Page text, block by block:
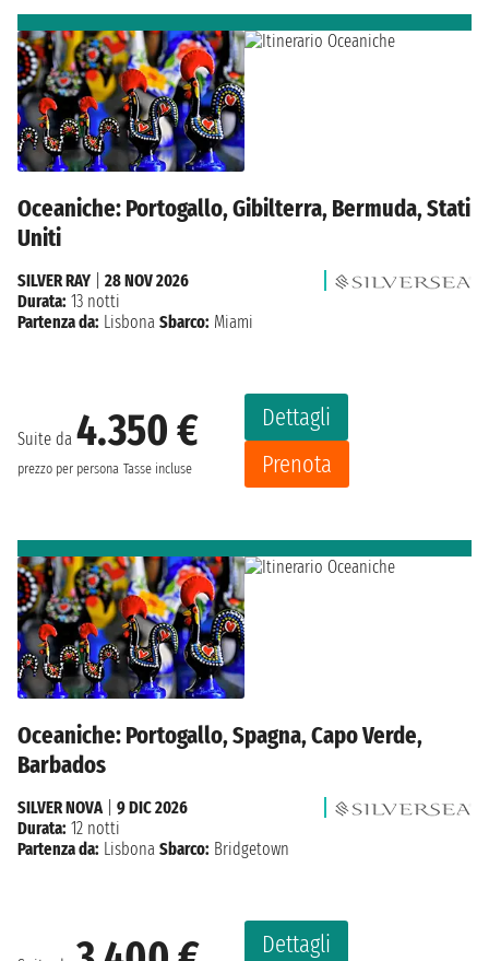
Oceaniche: Portogallo, Gibilterra, Bermuda, Stati
Uniti
Suite da 4.350 €
prezzo per persona Tasse incluse
Dettagli
Prenota
SILVER RAY
28 NOV 2026
Durata: 13 notti
Partenza da: Lisbona Sbarco: Miami
Oceaniche: Portogallo, Spagna, Capo Verde,
Barbados
Dettagli
SILVER NOVA| 9 DIC 2026
Durata: 12 notti
Partenza da: Lisbona Sbarco: Bridgetown